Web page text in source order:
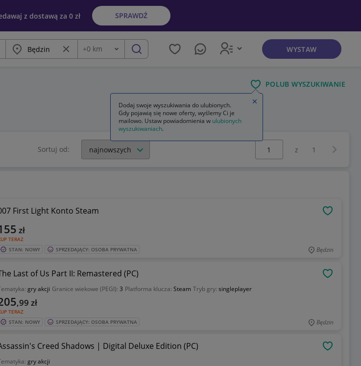
z dostawą za 0 zł SPRAWDŹ
Miasto Wyczyść frazę
Odległość
+0 km szukaj WYSTAW
POLUB WYSZUKIWANIE
Sortuj od:
Wybierz stronę:
z 1
First Light Konto Steam
TERAZ
zł
STAN: NOWY SPRZEDAJĄCY: OSOBA PRYWATNA Będzin
Last of Us Part II: Remastered (PC)
gry akcji Granice wiekowe (PEGI): 3 Platforma klucza: Steam Tryb gry: singleplayer
TERAZ
,99 zł
STAN: NOWY SPRZEDAJĄCY: OSOBA PRYWATNA Będzin
Creed Shadows | Digital Deluxe Edition (PC)
gry akcji
Dodaj swoje wyszukiwania do ulubionych.
Gdy pojawią się nowe oferty, wyślemy Ci je
mailowo. Ustaw powiadomienia w ulubionych
wyszukiwaniach.
Zamknij wskazówkę